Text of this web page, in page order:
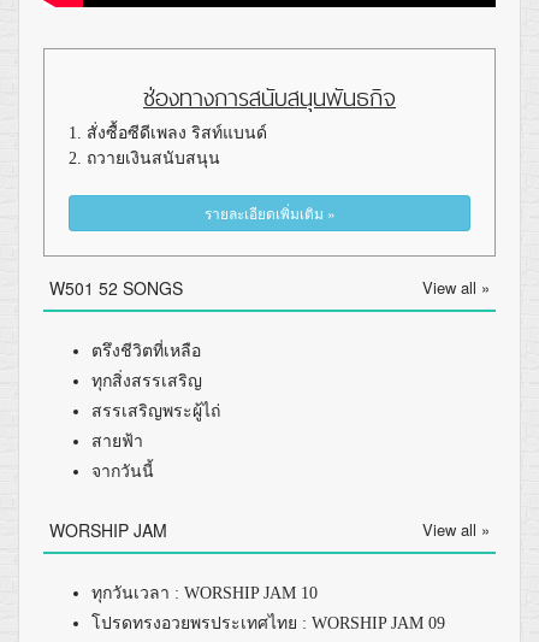
ช่องทางการสนับสนุนพันธกิจ
1. สั่งซื้อซีดีเพลง ริสท์แบนด์
2. ถวายเงินสนับสนุน
รายละเอียดเพิ่มเติม »
W501 52 SONGS View all »
ตรึงชีวิตที่เหลือ
ทุกสิ่งสรรเสริญ
สรรเสริญพระผู้ไถ่
สายฟ้า
จากวันนี้
WORSHIP JAM View all »
ทุกวันเวลา : WORSHIP JAM 10
โปรดทรงอวยพรประเทศไทย : WORSHIP JAM 09